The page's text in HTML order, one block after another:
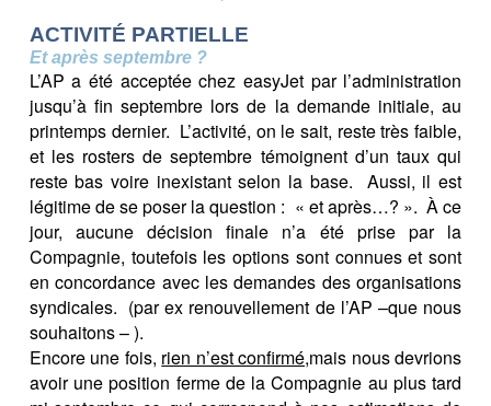
ACTIVITÉ PARTIELLE
Et après septembre ?
L’AP a été acceptée chez easyJet par l’administration
jusqu’à fin septembre lors de la demande initiale, au
printemps dernier. L’activité, on le sait, reste très faible,
et les rosters de septembre témoignent d’un taux qui
reste bas voire inexistant selon la base. Aussi, il est
légitime de se poser la question : « et après…? ». À ce
jour, aucune décision finale n’a été prise par la
Compagnie, toutefois les options sont connues et sont
en concordance avec les demandes des organisations
syndicales. (par ex renouvellement de l’AP –que nous
souhaitons – ).
Encore une fois, rien n’est confirmé,mais nous devrions
avoir une position ferme de la Compagnie au plus tard